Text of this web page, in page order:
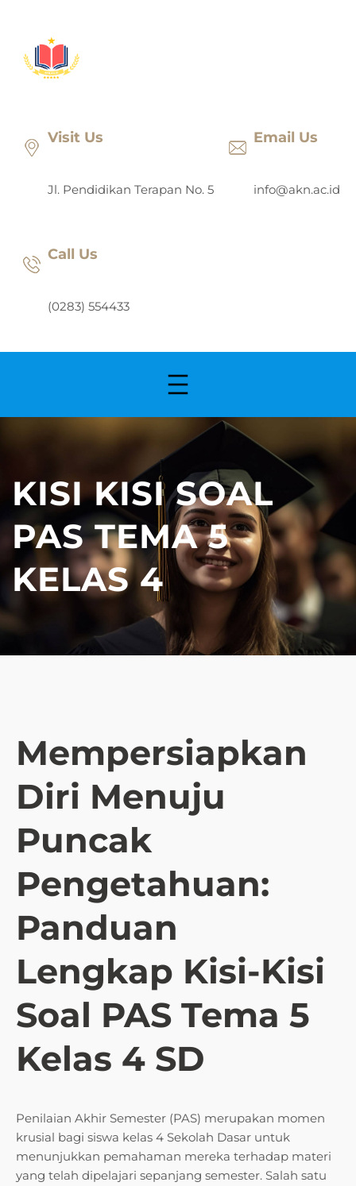
konten
Visit Us
Jl. Pendidikan Terapan No. 5
Email Us
info@akn.ac.id
Call Us
(0283) 554433
KISI KISI SOAL
PAS TEMA 5
KELAS 4
Mempersiapkan
Diri Menuju
Puncak
Pengetahuan:
Panduan
Lengkap Kisi-Kisi
Soal PAS Tema 5
Kelas 4 SD
Penilaian Akhir Semester (PAS) merupakan momen
krusial bagi siswa kelas 4 Sekolah Dasar untuk
menunjukkan pemahaman mereka terhadap materi
yang telah dipelajari sepanjang semester. Salah satu